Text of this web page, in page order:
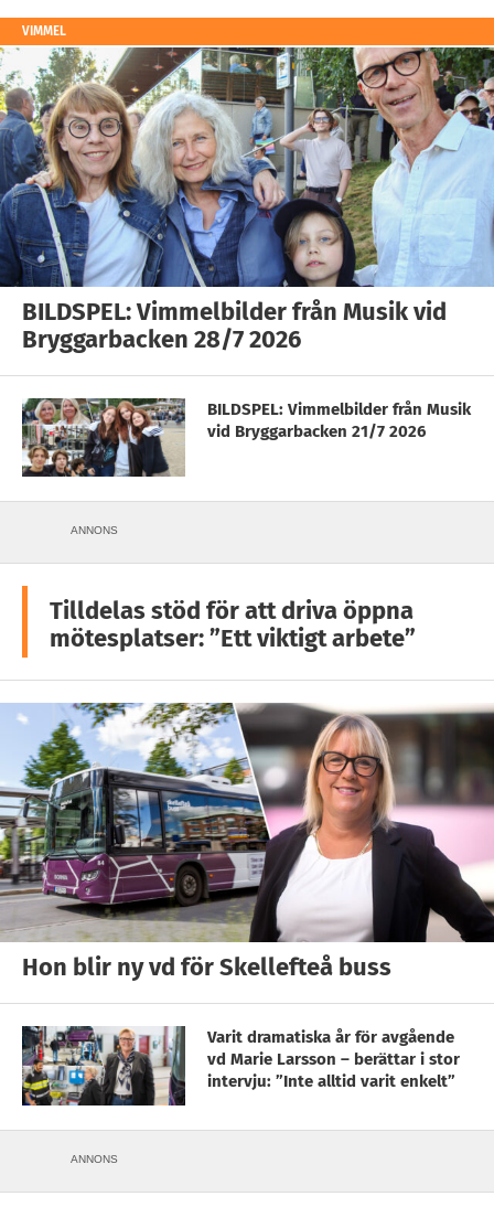
VIMMEL
BILDSPEL: Vimmelbilder från Musik vid
Bryggarbacken 28/7 2026
BILDSPEL: Vimmelbilder från Musik
vid Bryggarbacken 21/7 2026
ANNONS
Tilldelas stöd för att driva öppna
mötesplatser: ”Ett viktigt arbete”
Hon blir ny vd för Skellefteå buss
Varit dramatiska år för avgående
vd Marie Larsson – berättar i stor
intervju: ”Inte alltid varit enkelt”
ANNONS